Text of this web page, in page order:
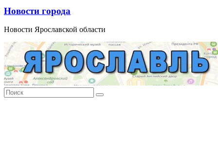
Новости города
Новости Ярославской области